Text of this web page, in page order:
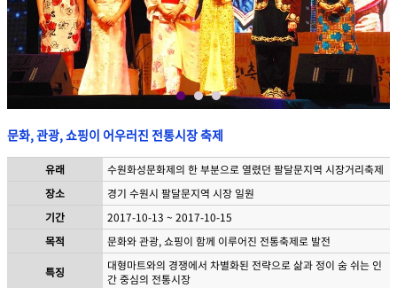
문화, 관광, 쇼핑이 어우러진 전통시장 축제
유래
수원화성문화제의 한 부분으로 열렸던 팔달문지역 시장거리축제
장소
경기 수원시 팔달문지역 시장 일원
기간
2017-10-13 ~ 2017-10-15
목적
문화와 관광, 쇼핑이 함께 이루어진 전통축제로 발전
특징
대형마트와의 경쟁에서 차별화된 전략으로 삶과 정이 숨 쉬는 인
간 중심의 전통시장